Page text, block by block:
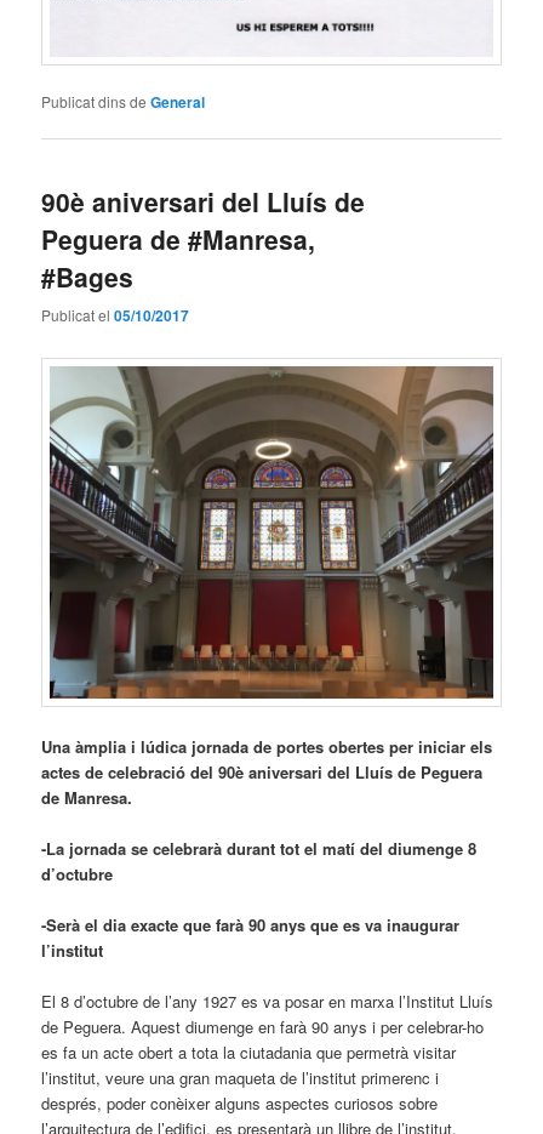
Publicat dins de General
90è aniversari del Lluís de
Peguera de #Manresa,
#Bages
Publicat el05/10/2017
Una àmplia i lúdica jornada de portes obertes per iniciar els
actes de celebració del 90è aniversari del Lluís de Peguera
de Manresa.
-La jornada se celebrarà durant tot el matí del diumenge 8
d’octubre
-Serà el dia exacte que farà 90 anys que es va inaugurar
l’institut
El 8 d’octubre de l’any 1927 es va posar en marxa l’Institut Lluís
de Peguera. Aquest diumenge en farà 90 anys i per celebrar-ho
es fa un acte obert a tota la ciutadania que permetrà visitar
l’institut, veure una gran maqueta de l’institut primerenc i
després, poder conèixer alguns aspectes curiosos sobre
l’arquitectura de l’edifici, es presentarà un llibre de l’institut.